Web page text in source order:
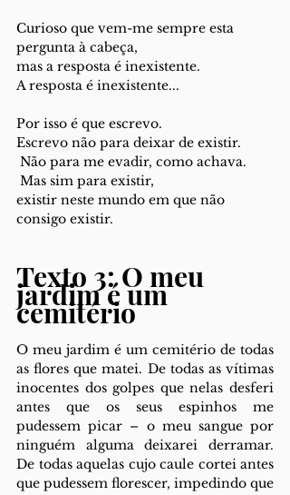
Curioso que vem-me sempre esta
pergunta à cabeça,
mas a resposta é inexistente.
A resposta é inexistente...
Por isso é que escrevo.
Escrevo não para deixar de existir.
Não para me evadir, como achava.
Mas sim para existir,
existir neste mundo em que não
consigo existir.
Texto 3: O meu
jardim é um
cemitério
O meu jardim é um cemitério de todas
as flores que matei. De todas as vítimas
inocentes dos golpes que nelas desferi
antes que os seus espinhos me
pudessem picar – o meu sangue por
ninguém alguma deixarei derramar.
De todas aquelas cujo caule cortei antes
que pudessem florescer, impedindo que